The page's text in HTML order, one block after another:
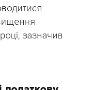
зазначив